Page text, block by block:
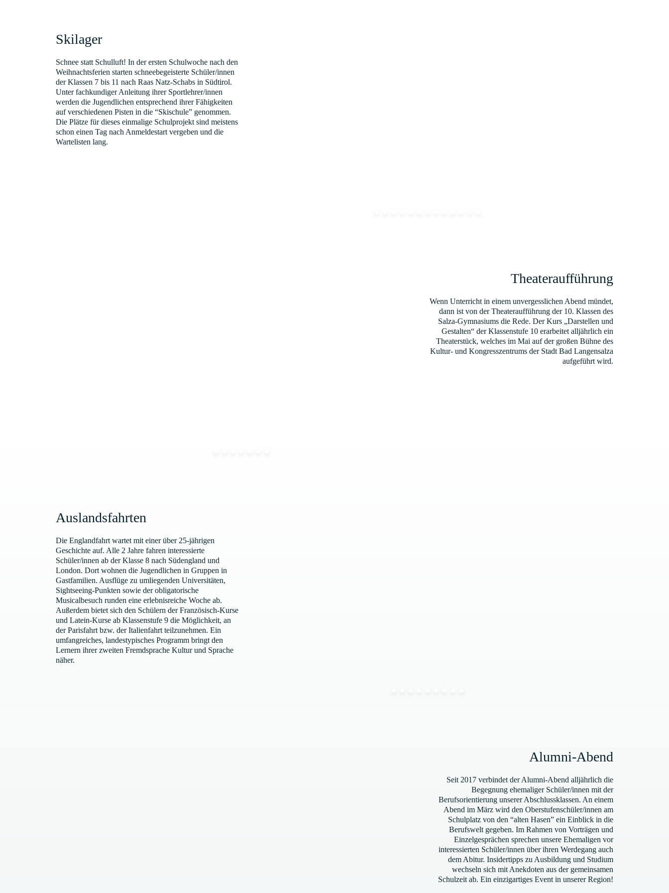
Skilager
Schnee statt Schulluft! In der ersten Schulwoche nach den
Weihnachtsferien starten schneebegeisterte Schüler/innen
der Klassen 7 bis 11 nach Raas Natz-Schabs in Südtirol.
Unter fachkundiger Anleitung ihrer Sportlehrer/innen
werden die Jugendlichen entsprechend ihrer Fähigkeiten
auf verschiedenen Pisten in die “Skischule” genommen.
Die Plätze für dieses einmalige Schulprojekt sind meistens
schon einen Tag nach Anmeldestart vergeben und die
Wartelisten lang.
Theateraufführung
Wenn Unterricht in einem unvergesslichen Abend mündet,
dann ist von der Theateraufführung der 10. Klassen des
Salza-Gymnasiums die Rede. Der Kurs „Darstellen und
Gestalten“ der Klassenstufe 10 erarbeitet alljährlich ein
Theaterstück, welches im Mai auf der großen Bühne des
Kultur- und Kongresszentrums der Stadt Bad Langensalza
aufgeführt wird.
Auslandsfahrten
Die Englandfahrt wartet mit einer über 25-jährigen
Geschichte auf. Alle 2 Jahre fahren interessierte
Schüler/innen ab der Klasse 8 nach Südengland und
London. Dort wohnen die Jugendlichen in Gruppen in
Gastfamilien. Ausflüge zu umliegenden Universitäten,
Sightseeing-Punkten sowie der obligatorische
Musicalbesuch runden eine erlebnisreiche Woche ab.
Außerdem bietet sich den Schülern der Französisch-Kurse
und Latein-Kurse ab Klassenstufe 9 die Möglichkeit, an
der Parisfahrt bzw. der Italienfahrt teilzunehmen. Ein
umfangreiches, landestypisches Programm bringt den
Lernern ihrer zweiten Fremdsprache Kultur und Sprache
näher.
Alumni-Abend
Seit 2017 verbindet der Alumni-Abend alljährlich die
Begegnung ehemaliger Schüler/innen mit der
Berufsorientierung unserer Abschlussklassen. An einem
Abend im März wird den Oberstufenschüler/innen am
Schulplatz von den “alten Hasen” ein Einblick in die
Berufswelt gegeben. Im Rahmen von Vorträgen und
Einzelgesprächen sprechen unsere Ehemaligen vor
interessierten Schüler/innen über ihren Werdegang auch
dem Abitur. Insidertipps zu Ausbildung und Studium
wechseln sich mit Anekdoten aus der gemeinsamen
Schulzeit ab. Ein einzigartiges Event in unserer Region!